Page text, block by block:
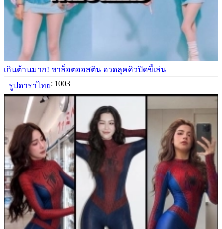
เกินต้านมาก! ชาล็อตออสติน อวดลุคคิวปิดขี้เล่น
รูปดาราไทย: 1003